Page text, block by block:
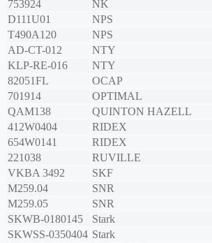
753924
NK
D111U01
NPS
T490A120
NPS
AD-CT-012
NTY
KLP-RE-016
NTY
82051FL
OCAP
701914
OPTIMAL
QAM138
QUINTON HAZELL
412W0404
RIDEX
654W0141
RIDEX
221038
RUVILLE
VKBA 3492
SKF
M259.04
SNR
M259.05
SNR
SKWB-0180145
Stark
SKWSS-0350404 Stark